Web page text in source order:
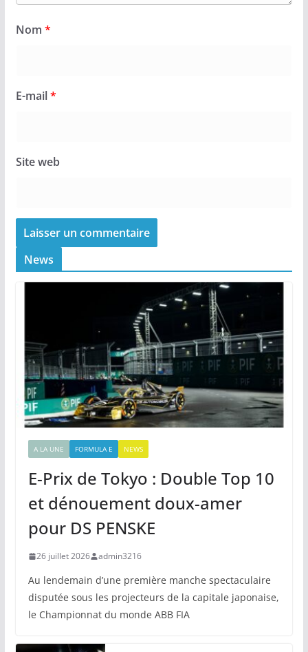
Nom *
E-mail*
Site web
News
A LA UNE FORMULA E NEWS
E-Prix de Tokyo : Double Top 10
et dénouement doux-amer
pour DS PENSKE
26 juillet 2026 admin3216
Au lendemain d’une première manche spectaculaire
disputée sous les projecteurs de la capitale japonaise,
le Championnat du monde ABB FIA